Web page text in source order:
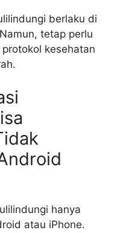
berlaku di
tetap perlu
kesehatan
hanya
atau iPhone.